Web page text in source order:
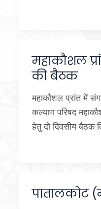
महाकौशल
की बैठक
महाकौशल प्रांत में
कल्याण परिषद
हेतु दो दिवसीय बैठक
पातालकोट